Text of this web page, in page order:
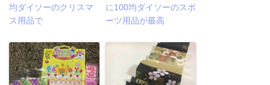
均ダイソーのクリスマ
ス用品で
に100均ダイソーのスポ
ーツ用品が最高